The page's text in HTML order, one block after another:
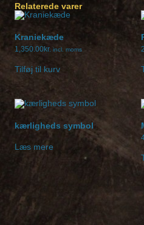
Relaterede varer
Kraniekæde
1,350.00kr. incl. moms
Tilføj til kurv
kærligheds symbol
Læs mere